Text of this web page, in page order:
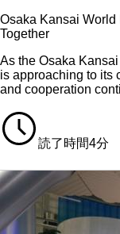
Osaka Kansai
Together
As the Osaka
is approaching to its
and cooperation
読了時間4分